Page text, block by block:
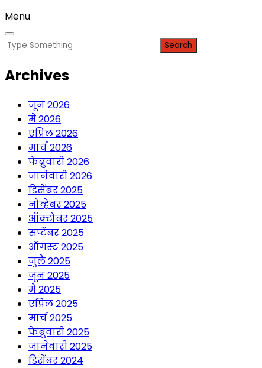
Menu
Search
Archives
जून 2026
मे 2026
एप्रिल 2026
मार्च 2026
फेब्रुवारी 2026
जानेवारी 2026
डिसेंबर 2025
नोव्हेंबर 2025
ऑक्टोबर 2025
सप्टेंबर 2025
ऑगस्ट 2025
जुलै 2025
जून 2025
मे 2025
एप्रिल 2025
मार्च 2025
फेब्रुवारी 2025
जानेवारी 2025
डिसेंबर 2024